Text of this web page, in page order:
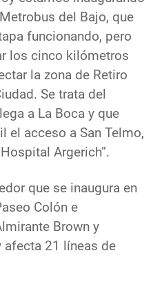
del Bajo, que
funcionando, pero
los cinco kilómetros
la zona de Retiro
Se trata del
a La Boca y que
el acceso a San Telmo,
Argerich”.
que se inaugura en
Colón e
Brown y
afecta 21 líneas de